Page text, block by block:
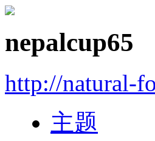
nepalcup65
http://natural-
主题